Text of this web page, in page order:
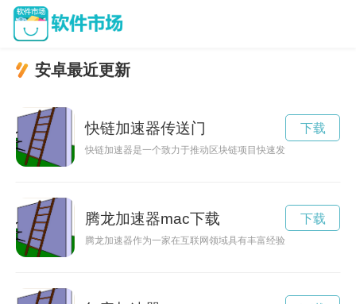
安卓最近更新
快链加速器传送门
快链加速器是一个致力于推动区块链项目快速发展的平台，为
下载
腾龙加速器mac下载
腾龙加速器作为一家在互联网领域具有丰富经验和资源的加速
下载